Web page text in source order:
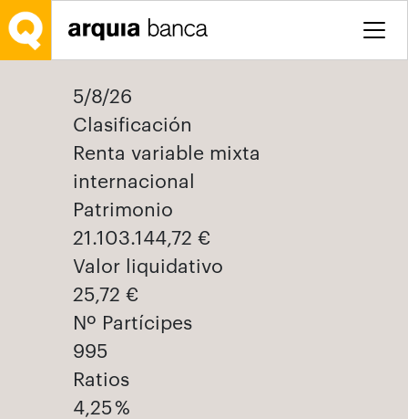
Salta al contingut principal
5/8/26
Clasificación
Renta variable mixta
internacional
Patrimonio
21.103.144,72 €
Valor liquidativo
25,72 €
Nº Partícipes
995
Ratios
4,25 %